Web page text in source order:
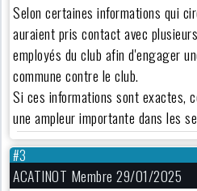
Selon certaines informations qui
auraient pris contact avec
employés du club afin d'engager
commune contre le club.
Si ces informations sont exactes,
une ampleur importante dans les
#3
ACATINOT Membre 29/01/2025